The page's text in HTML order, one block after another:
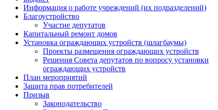
Информация о работе учреждений (их подразделений)
Благоустройство
Участие депутатов
Капитальный ремонт домов
Установка ограждающих устройств (шлагбаумы)
Проекты размещения ограждающих устройств
Решения Совета депутатов по вопросу установки
ограждающих устройств
План мероприятий
Защита прав потребителей
Призыв
Законодательство